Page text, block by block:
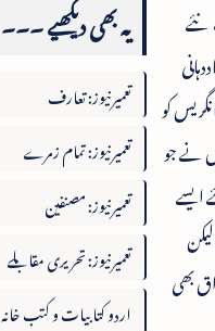
کو
نے جو
ایسے
بھی
یہ بھی دیکھیے ۔۔۔
تعمیرنیوز: تعارف
تعمیرنیوز: تمام زمرے
تعمیرنیوز: مصنفین
تعمیرنیوز: تحریری مقابلے
اردو کتابیات و کتب خانہ